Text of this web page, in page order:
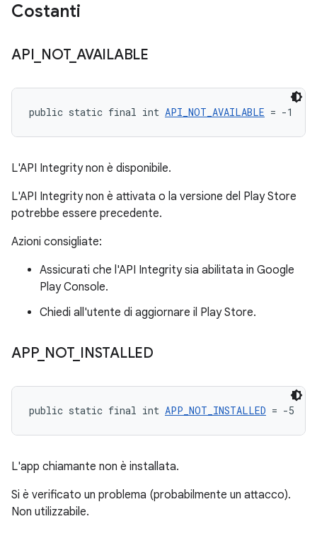
Costanti
API NOT_ AVAILABLE
public static final int API_NOT_AVAILABLE = -1
L'API Integrity non è disponibile.
L'API Integrity non è attivata o la versione del Play Store
potrebbe essere precedente.
Azioni consigliate:
Assicurati che l'API Integrity sia abilitata in Google
Play Console.
Chiedi all'utente di aggiornare il Play Store.
APP_ NOT_ INSTALLED
public static final int APP_NOT_INSTALLED = -5
L'app chiamante non è installata.
Si è verificato un problema (probabilmente un attacco).
Non utilizzabile.